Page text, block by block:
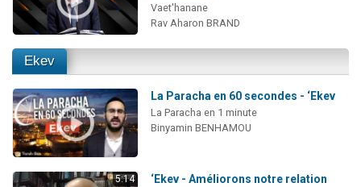
Vaet'hanane
Rav Aharon BRAND
Ekev
La Paracha en 60 secondes - ‘Ekev
La Paracha en 1 minute
Binyamin BENHAMOU
5:14
‘Ekev - Améliorons notre relation